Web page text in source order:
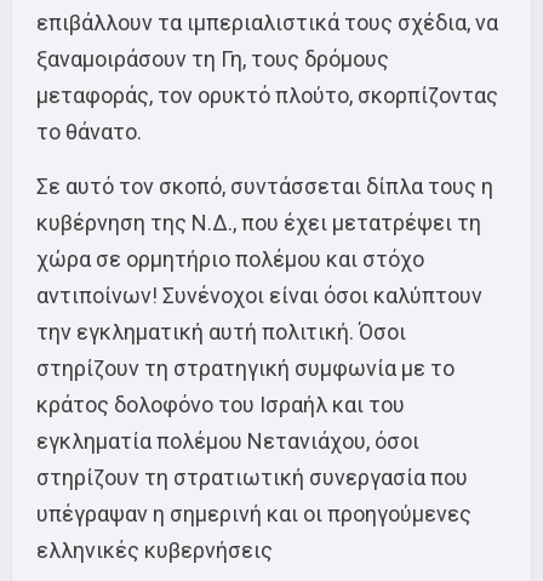
επιβάλλουν τα ιμπεριαλιστικά τους σχέδια, να
ξαναμοιράσουν τη Γη, τους δρόμους
μεταφοράς, τον ορυκτό πλούτο, σκορπίζοντας
το θάνατο.
Σε αυτό τον σκοπό, συντάσσεται δίπλα τους η
κυβέρνηση της Ν.Δ., που έχει μετατρέψει τη
χώρα σε ορμητήριο πολέμου και στόχο
αντιποίνων! Συνένοχοι είναι όσοι καλύπτουν
την εγκληματική αυτή πολιτική. Όσοι
στηρίζουν τη στρατηγική συμφωνία με το
κράτος δολοφόνο του Ισραήλ και του
εγκληματία πολέμου Νετανιάχου, όσοι
στηρίζουν τη στρατιωτική συνεργασία που
υπέγραψαν η σημερινή και οι προηγούμενες
ελληνικές κυβερνήσεις